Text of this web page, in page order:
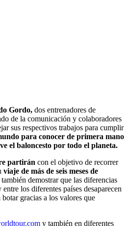
Gordo, dos entrenadores de
de la comunicación y colaboradores
sus respectivos trabajos para cumplir
para conocer de primera mano
el baloncesto por todo el planeta.
partirán con el objetivo de recorrer
viaje de más de seis meses de
demostrar que las diferencias
los diferentes países desaparecen
gracias a los valores que
y también en diferentes